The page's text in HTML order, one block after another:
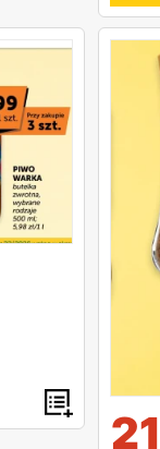
21